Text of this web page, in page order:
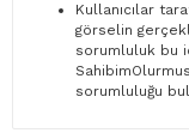
Kullanıcılar
görselin
sorumluluk bu
sorumluluğu